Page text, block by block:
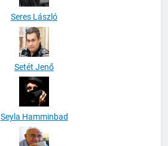
Seres László
Setét Jenő
Seyla Hamminbad